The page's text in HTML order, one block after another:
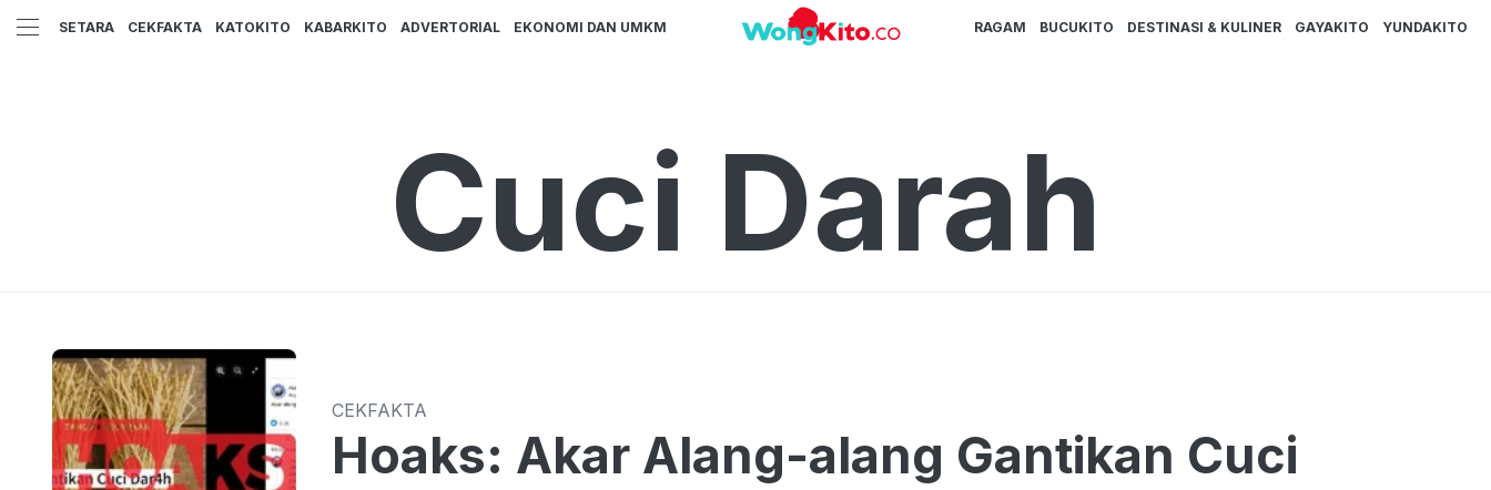
SETARA CEKFAKTA KATOKITO KABARKITO ADVERTORIAL EKONOMI DAN UMKM RAGAM BUCUKITO DESTINASI & KULINER GAYAKITO YUNDAKITO
Cuci Darah
CEKFAKTA
Hoaks: Akar Alang-alang Gantikan Cuci